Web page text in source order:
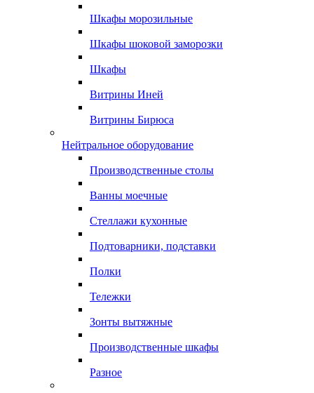
Шкафы морозильные
Шкафы шоковой заморозки
Шкафы
Витрины Иней
Витрины Бирюса
Нейтральное оборудование
Производственные столы
Ванны моечные
Стеллажи кухонные
Подтоварники, подставки
Полки
Тележки
Зонты вытяжные
Производственные шкафы
Разное